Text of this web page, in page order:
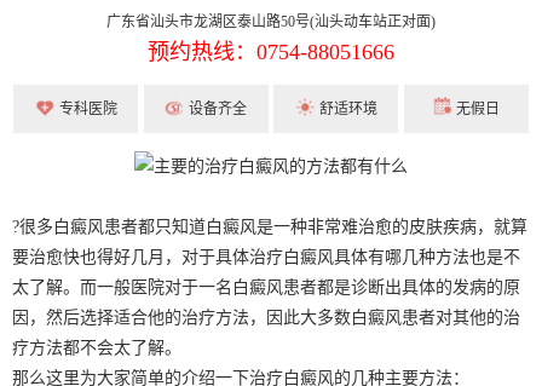
广东省汕头市龙湖区泰山路50号(汕头动车站正对面)
预约热线：0754-88051666
专科医院 设备齐全 舒适环境 无假日
?很多白癜风患者都只知道白癜风是一种非常难治愈的皮肤疾病，就算
要治愈快也得好几月，对于具体治疗白癜风具体有哪几种方法也是不
太了解。而一般医院对于一名白癜风患者都是诊断出具体的发病的原
因，然后选择适合他的治疗方法，因此大多数白癜风患者对其他的治
疗方法都不会太了解。
那么这里为大家简单的介绍一下治疗白癜风的几种主要方法：